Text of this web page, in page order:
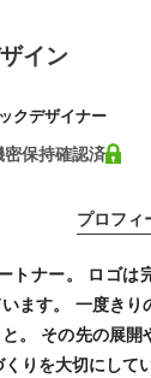
イン
クデザイナー
密保持確認済
プロフィ
ナー。 ロゴは
ます。 一度きり
。 その先の展開
りを大切にして